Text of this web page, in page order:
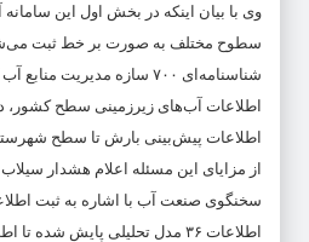
وی با بیان اینکه در بخش اول این
سطوح مختلف به صورت بر خط ثبت
شناسنامه‌ای ۷۰۰ سازه
اطلاعات آب‌های زیرزمینی سطح کشور،
اطلاعات پیش‌بینی بارش تا سطح
از مزایای این مسئله اعلام هشدار
سخنگوی صنعت آب با اشاره به ثبت
اطلاعات ۳۶ مدل تحلیلی پایش شده